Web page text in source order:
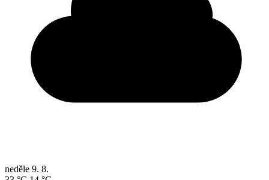
neděle 9. 8.